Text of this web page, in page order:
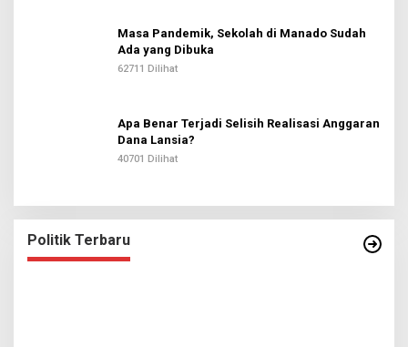
Masa Pandemik, Sekolah di Manado Sudah
Ada yang Dibuka
62711 Dilihat
Apa Benar Terjadi Selisih Realisasi Anggaran
Dana Lansia?
40701 Dilihat
Politik Terbaru